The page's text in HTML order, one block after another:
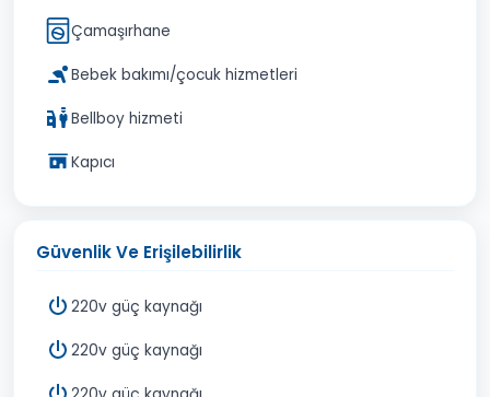
Çamaşırhane
Bebek bakımı/çocuk hizmetleri
Bellboy hizmeti
Kapıcı
Güvenlik Ve Erişilebilirlik
220v güç kaynağı
220v güç kaynağı